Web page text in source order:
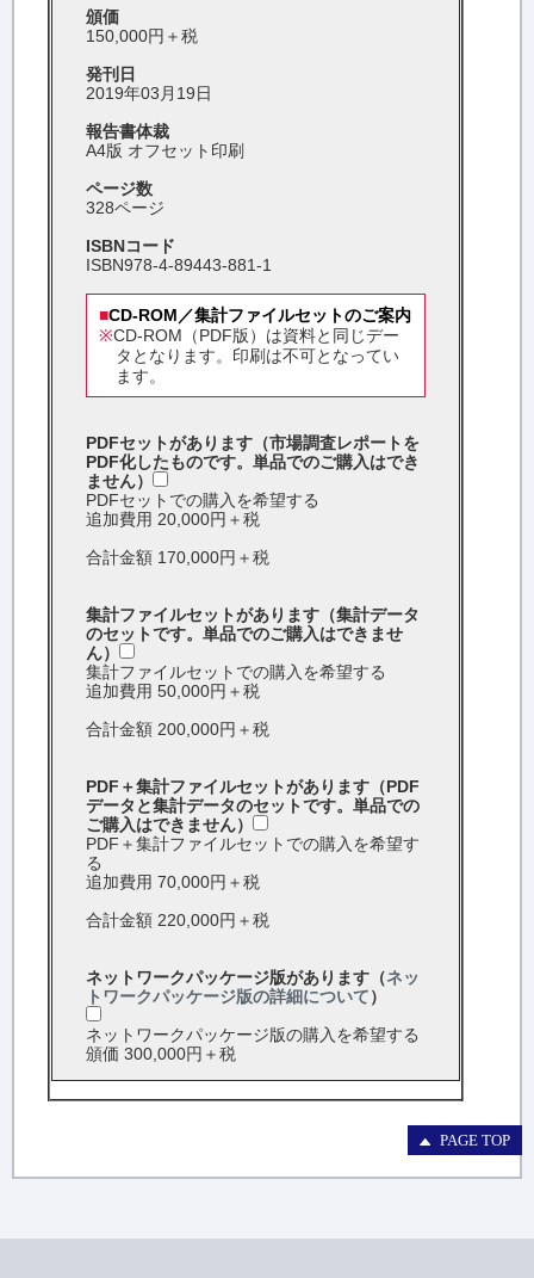
頒価
150,000円＋税
発刊日
2019年03月19日
報告書体裁
A4版 オフセット印刷
ページ数
328ページ
ISBNコード
ISBN978-4-89443-881-1
■CD-ROM／集計ファイルセットのご案内
※CD-ROM（PDF版）は資料と同じデー
タとなります。印刷は不可となってい
ます。
PDFセットがあります（市場調査レポートを
PDF化したものです。単品でのご購入はでき
ません）
PDFセットでの購入を希望する
追加費用 20,000円＋税
合計金額 170,000円＋税
集計ファイルセットがあります（集計データ
のセットです。単品でのご購入はできませ
ん）
集計ファイルセットでの購入を希望する
追加費用 50,000円＋税
合計金額 200,000円＋税
PDF＋集計ファイルセットがあります（PDF
データと集計データのセットです。単品での
ご購入はできません）
PDF＋集計ファイルセットでの購入を希望す
る
追加費用 70,000円＋税
合計金額 220,000円＋税
ネットワークパッケージ版があります（ネッ
トワークパッケージ版の詳細について）
ネットワークパッケージ版の購入を希望する
頒価 300,000円＋税
PAGE TOP